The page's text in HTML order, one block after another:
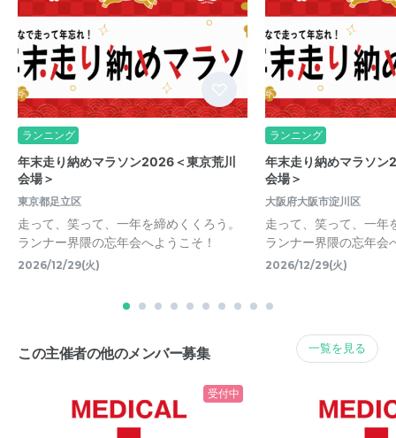
ランニング
年末走り納めマラソン2026＜東京荒川
会場＞
東京都足立区
走って、笑って、一年を締めくくろう。
ランナー界隈の忘年会へようこそ！
2026/12/29(火)
ランニング
年末走り納めマラソ
会場＞
大阪府大阪市淀川区
走って、笑って、一年
ランナー界隈の忘年会
2026/12/29(火)
この主催者の他のメンバー募集 一覧を見る
受付中